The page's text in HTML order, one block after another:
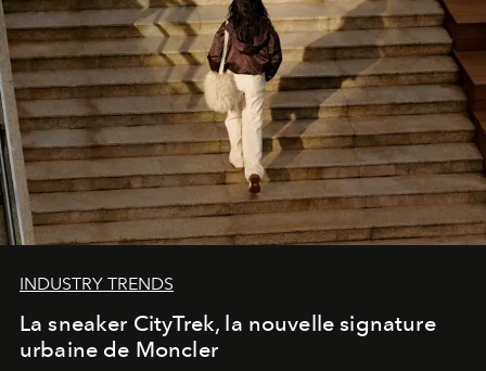
INDUSTRY TRENDS
La sneaker CityTrek, la nouvelle signature
urbaine de Moncler